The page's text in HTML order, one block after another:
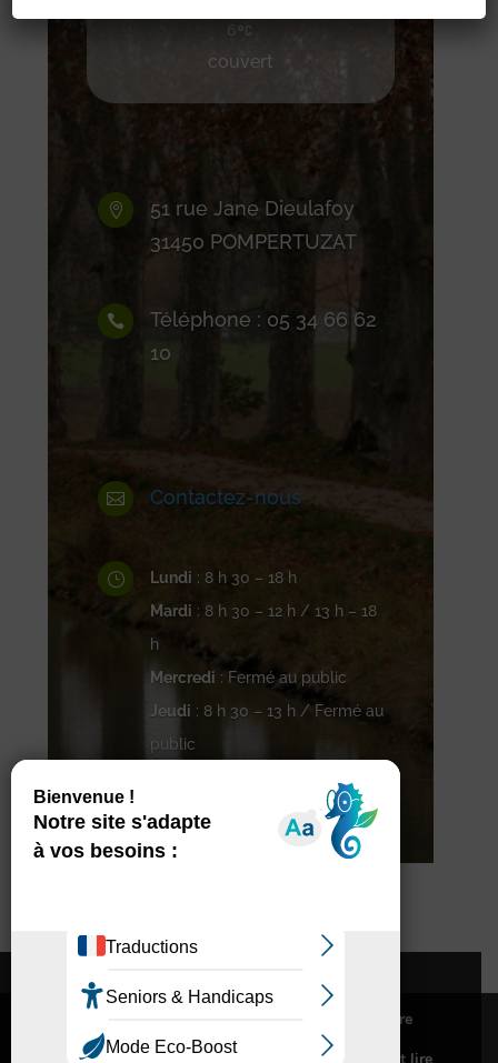
6
couvert

51 rue Jane Dieulafoy
31450 POMPERTUZAT

Téléphone : 05 34 66 62
10
 Contactez-nous
} Lundi : 8 h 30 – 18 h
Mardi : 8 h 30 – 12 h / 13 h – 18
h
Mercredi : Fermé au public
Jeudi : 8 h 30 – 13 h / Fermé au
public
Contacter Pompertuzat
Accessibilité
Mentions légales
Nous utilisons des cookies pour vous offrir la meilleure
expérience sur notre site.